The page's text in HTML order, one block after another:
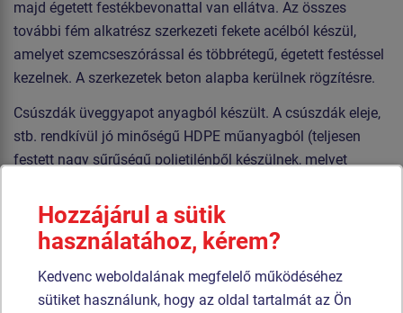
majd égetett festékbevonattal van ellátva. Az összes
további fém alkatrész szerkezeti fekete acélból készül,
amelyet szemcseszórással és többrétegű, égetett festéssel
kezelnek. A szerkezetek beton alapba kerülnek rögzítésre.
Csúszdák üveggyapot anyagból készült. A csúszdák eleje,
stb. rendkívül jó minőségű HDPE műanyagból (teljesen
festett nagy sűrűségű polietilénből készülnek, melyet
biztonság jellemez, mivel nem törékeny, és ezáltal a
gyerekeket nem fenyegeti az éles letörött részek általi
sérülés veszélye). Az emelvények, ferde falak és
függőleges mászófalak HPL készülnek (Nagynyomású
laminátum készülnek csúszásgátlóval, melyet nagyfokú
Hozzájárul a sütik
használatához, kérem?
Kedvenc weboldalának megfelelő működéséhez
sütiket használunk, hogy az oldal tartalmát az Ön